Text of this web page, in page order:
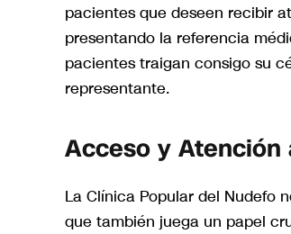
pacientes que deseen recibir
presentando la referencia
pacientes traigan consigo su
representante.
Acceso y Atención
La Clínica Popular del Nudefo
que también juega un papel